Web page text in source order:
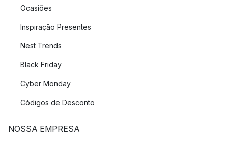
Ocasiões
Inspiração Presentes
Nest Trends
Black Friday
Cyber Monday
Códigos de Desconto
NOSSA EMPRESA